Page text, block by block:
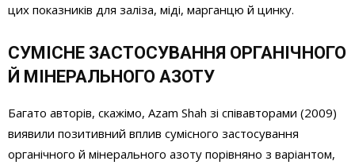
цих показників для заліза, міді, марганцю й цинку.
СУМІСНЕ ЗАСТОСУВАННЯ ОРГАНІЧНОГО
Й МІНЕРАЛЬНОГО АЗОТУ
Багато авторів, скажімо, Azam Shah зі співавторами (2009)
виявили позитивний вплив сумісного застосування
органічного й мінерального азоту порівняно з варіантом,